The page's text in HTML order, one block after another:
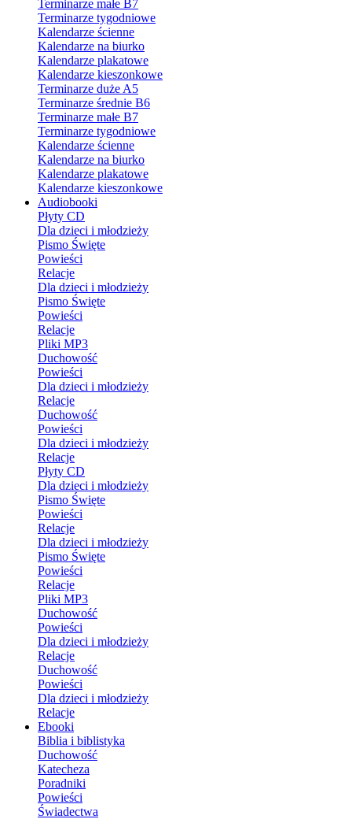
Terminarze małe B7
Terminarze tygodniowe
Kalendarze ścienne
Kalendarze na biurko
Kalendarze plakatowe
Kalendarze kieszonkowe
Terminarze duże A5
Terminarze średnie B6
Terminarze małe B7
Terminarze tygodniowe
Kalendarze ścienne
Kalendarze na biurko
Kalendarze plakatowe
Kalendarze kieszonkowe
Audiobooki
Płyty CD
Dla dzieci i młodzieży
Pismo Święte
Powieści
Relacje
Dla dzieci i młodzieży
Pismo Święte
Powieści
Relacje
Pliki MP3
Duchowość
Powieści
Dla dzieci i młodzieży
Relacje
Duchowość
Powieści
Dla dzieci i młodzieży
Relacje
Płyty CD
Dla dzieci i młodzieży
Pismo Święte
Powieści
Relacje
Dla dzieci i młodzieży
Pismo Święte
Powieści
Relacje
Pliki MP3
Duchowość
Powieści
Dla dzieci i młodzieży
Relacje
Duchowość
Powieści
Dla dzieci i młodzieży
Relacje
Ebooki
Biblia i biblistyka
Duchowość
Katecheza
Poradniki
Powieści
Świadectwa